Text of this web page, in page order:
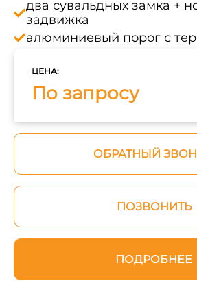
два сувальдных замка +
задвижка
алюминиевый порог с
ЦЕНА:
По запросу
ОБРАТНЫЙ
ПОЗВОНИТЬ
ПОДРОБНЕЕ